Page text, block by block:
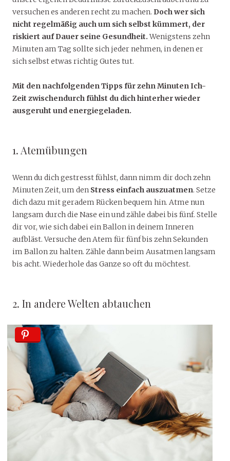
versuchen es anderen recht zu machen. Doch wer sich
nicht regelmäßig auch um sich selbst kümmert, der
riskiert auf Dauer seine Gesundheit.Wenigstens zehn
Minuten am Tag sollte sich jeder nehmen, in denen er
sich selbst etwas richtig Gutes tut.
Mit den nachfolgenden Tipps für zehn Minuten Ich-
Zeit zwischendurch fühlst du dich hinterher wieder
ausgeruht und energiegeladen.
1. Atemübungen
Wenn du dich gestresst fühlst, dann nimm dir doch zehn
Minuten Zeit, um den Stress einfach auszuatmen. Setze
dich dazu mit geradem Rücken bequem hin. Atme nun
langsam durch die Nase ein und zähle dabei bis fünf. Stelle
dir vor, wie sich dabei ein Ballon in deinem Inneren
aufbläst. Versuche den Atem für fünf bis zehn Sekunden
im Ballon zu halten. Zähle dann beim Ausatmen langsam
bis acht. Wiederhole das Ganze so oft du möchtest.
2. In andere Welten abtauchen